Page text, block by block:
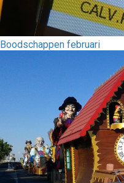
Boodschappen februari